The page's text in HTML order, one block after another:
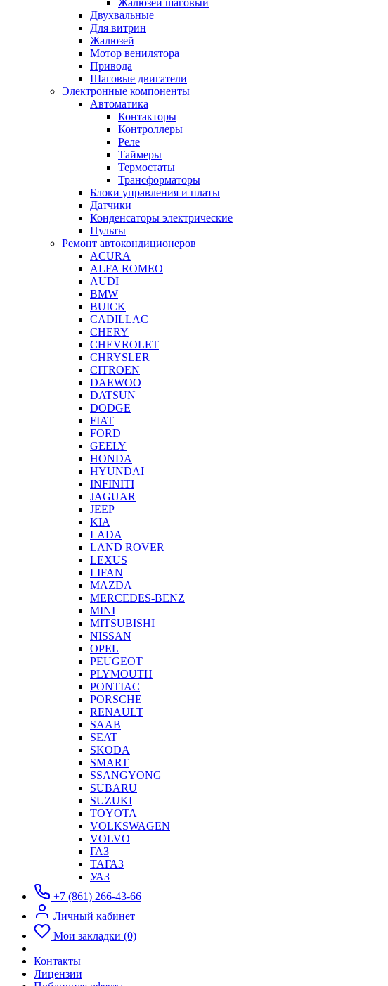
Жалюзей шаговый
Двухвальные
Для витрин
Жалюзей
Мотор венилятора
Привода
Шаговые двигатели
Электронные компоненты
Автоматика
Контакторы
Контроллеры
Реле
Таймеры
Термостаты
Трансформаторы
Блоки управления и платы
Датчики
Конденсаторы электрические
Пульты
Ремонт автокондиционеров
ACURA
ALFA ROMEO
AUDI
BMW
BUICK
CADILLAC
CHERY
CHEVROLET
CHRYSLER
CITROEN
DAEWOO
DATSUN
DODGE
FIAT
FORD
GEELY
HONDA
HYUNDAI
INFINITI
JAGUAR
JEEP
KIA
LADA
LAND ROVER
LEXUS
LIFAN
MAZDA
MERCEDES-BENZ
MINI
MITSUBISHI
NISSAN
OPEL
PEUGEOT
PLYMOUTH
PONTIAC
PORSCHE
RENAULT
SAAB
SEAT
SKODA
SMART
SSANGYONG
SUBARU
SUZUKI
TOYOTA
VOLKSWAGEN
VOLVO
ГАЗ
ТАГАЗ
УАЗ
+7 (861) 266-43-66
Личный кабинет
Мои закладки (0)
Контакты
Лицензии